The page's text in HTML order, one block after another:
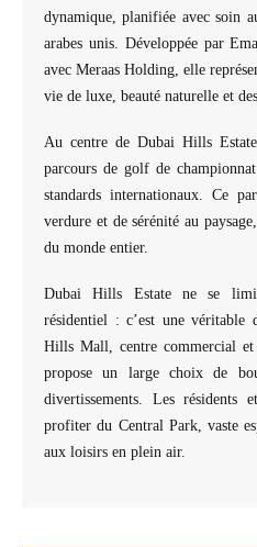
dynamique, planifiée avec soin
arabes unis. Développée par
avec Meraas Holding, elle
vie de luxe, beauté naturelle et
Au centre de Dubai Hills
parcours de golf de
standards internationaux. Ce
verdure et de sérénité au
du monde entier.
Dubai Hills Estate ne se
résidentiel : c’est une véritable
Hills Mall, centre commercial et
propose un large choix de
divertissements. Les résidents
profiter du Central Park, vaste
aux loisirs en plein air.